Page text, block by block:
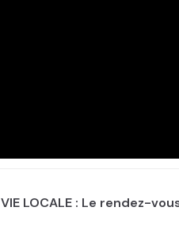
VIE LOCALE : Le rendez-